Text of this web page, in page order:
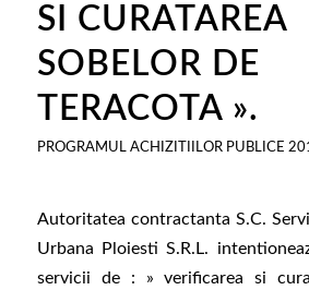
SI CURATAREA
SOBELOR DE
TERACOTA ».
PROGRAMUL ACHIZITIILOR PUBLICE
Autoritatea contractanta S.C.
Urbana Ploiesti S.R.L.
servicii de : » verificarea si